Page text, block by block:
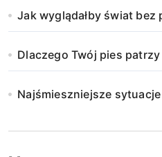
Jak wyglądałby świat
Dlaczego Twój pies
Najśmieszniejsze